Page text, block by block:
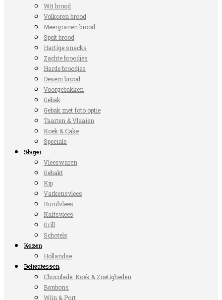
Wit brood
Volkoren brood
Meergranen brood
Spelt brood
Hartige snacks
Zachte broodjes
Harde broodjes
Desem brood
Voorgebakken
Gebak
Gebak met foto optie
Taarten & Vlaaien
Koek & Cake
Specials
Slager
Vleeswaren
Gehakt
Kip
Varkensvlees
Rundvlees
Kalfsvlees
Grill
Schotels
Kazen
Hollandse
Delicatessen
Chocolade, Koek & Zoetigheden
Bonbons
Wijn & Port